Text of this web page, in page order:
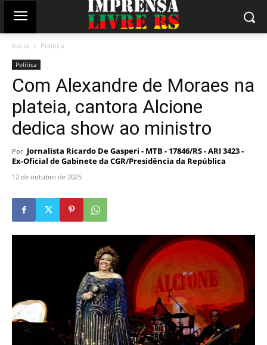
Início Política
Política
Com Alexandre de Moraes na
plateia, cantora Alcione
dedica show ao ministro
Por Jornalista Ricardo De Gasperi - MTB - 17846/RS - ARI 3423 -
Ex-Oficial de Gabinete da CGR/Presidência da República
12 de outubro de 2025